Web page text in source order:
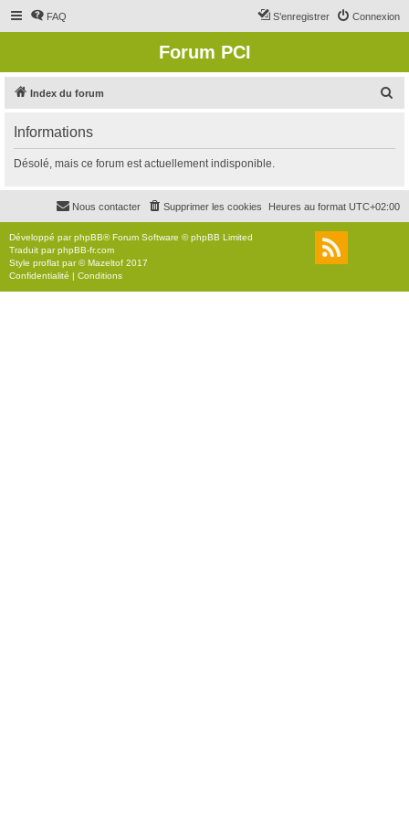
FAQ Connexion
S’enregistrer
Forum PCI
Index du forum
r
c
r
Informations
Désolé, mais ce forum est actuellement indisponible.
Heures au format UTC+02:00
Supprimer les cookies
Nous contacter
Développé parphpBB® Forum Software © phpBB Limited
Traduit parphpBB-fr.com
Style proflat par ©Mazeltof 2017
Confidentialité | Conditions